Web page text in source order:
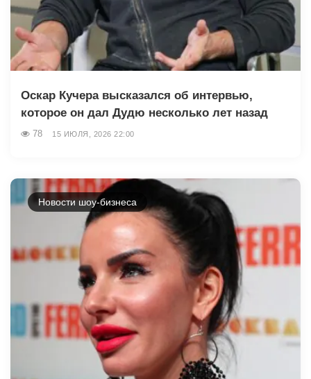
Оскар Кучера высказался об интервью,
которое он дал Дудю несколько лет назад
78 15 ИЮЛЯ, 2026 22:00
Новости шоу-бизнеса